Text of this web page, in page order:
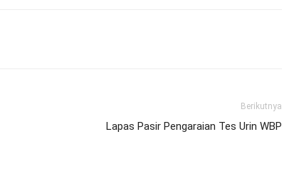
Berikutnya
Lapas Pasir Pengaraian Tes Urin WBP